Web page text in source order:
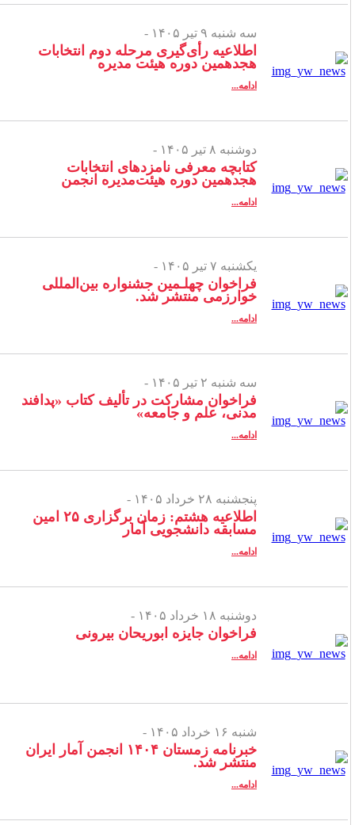
سه شنبه ۹ تیر ۱۴۰۵ -
اطلاعیه رأی‌گیری مرحله دوم انتخابات
هجدهمین دوره هیئت مدیره
ادامه...
دوشنبه ۸ تیر ۱۴۰۵ -
کتابچه معرفی نامزدهای انتخابات
هجدهمین دوره هیئت‌مدیره انجمن
ادامه...
یکشنبه ۷ تیر ۱۴۰۵ -
فراخوان چهلـمین جشنواره بین‌المللی
خوارزمی منتشر شد.
ادامه...
سه شنبه ۲ تیر ۱۴۰۵ -
فراخوان مشارکت در تألیف کتاب «پدافند
مدنی، علم و جامعه»
ادامه...
پنجشنبه ۲۸ خرداد ۱۴۰۵ -
اطلاعیه هشتم: زمان برگزاری ۲۵ امین
مسابقه دانشجویی آمار
ادامه...
دوشنبه ۱۸ خرداد ۱۴۰۵ -
فراخوان جایزه ابوریحان بیرونی
ادامه...
شنبه ۱۶ خرداد ۱۴۰۵ -
خبرنامه زمستان ۱۴۰۴ انجمن آمار ایران
منتشر شد.
ادامه...